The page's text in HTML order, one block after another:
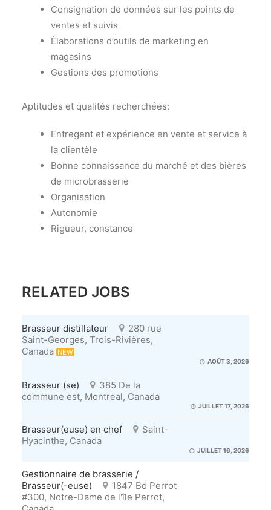
Consignation de données sur les points de
ventes et suivis
Élaborations d’outils de marketing en
magasins
Gestions des promotions
Aptitudes et qualités recherchées:
Entregent et expérience en vente et service à
la clientèle
Bonne connaissance du marché et des bières
de microbrasserie
Organisation
Autonomie
Rigueur, constance
RELATED JOBS
Brasseur distillateur
280 rue
Saint-Georges, Trois-Rivières,
Canada NEW
AOÛT 3, 2026
Brasseur (se)
385 De la
commune est, Montreal, Canada
JUILLET 17, 2026
Brasseur(euse) en chef
Saint-
Hyacinthe, Canada
JUILLET 16, 2026
Gestionnaire de brasserie /
Brasseur(-euse)
1847 Bd Perrot
#300, Notre-Dame de l'île Perrot,